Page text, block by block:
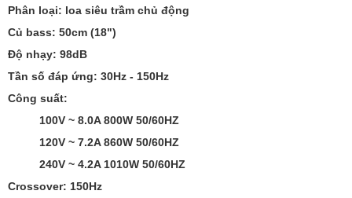
Phân loại: loa siêu trầm chủ động
Củ bass: 50cm (18")
Độ nhạy: 98dB
Tần số đáp ứng: 30Hz - 150Hz
Công suất:
100V ~ 8.0A 800W 50/60HZ
120V ~ 7.2A 860W 50/60HZ
240V ~ 4.2A 1010W 50/60HZ
Crossover: 150Hz